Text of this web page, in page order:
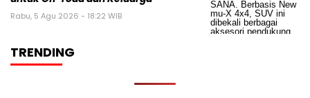
Rabu, 5 Agu 2026 - 18:22 WIB
TRENDING